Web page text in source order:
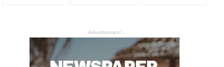
- Advertisement -